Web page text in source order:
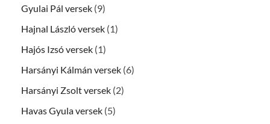
Gyulai Pál versek (9)
Hajnal László versek (1)
Hajós Izsó versek (1)
Harsányi Kálmán versek (6)
Harsányi Zsolt versek (2)
Havas Gyula versek (5)